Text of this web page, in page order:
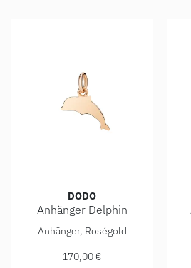
DODO
Anhänger Delphin
DoDo Anhänger Delphin, Ref:
Anhänger, Roségold
170,00 €